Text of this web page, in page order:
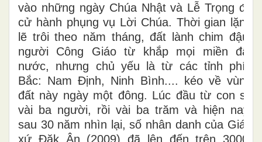
vào những ngày Chúa Nhật và Lễ Trọng để
cử hành phụng vụ Lời Chúa. Thời gian lặng
lẽ trôi theo năm tháng, đất lành chim đậu,
người Công Giáo từ khắp mọi miền đất
nước, nhưng chủ yếu là từ các tỉnh phía
Bắc: Nam Định, Ninh Bình.... kéo về vùng
đất này ngày một đông. Lúc đầu từ con số
vài ba người, rồi vài ba trăm và hiện nay,
sau 30 năm nhìn lại, số nhân danh của Giáo
xứ Đăk Ân (2009) đã lên đến trên 3000,